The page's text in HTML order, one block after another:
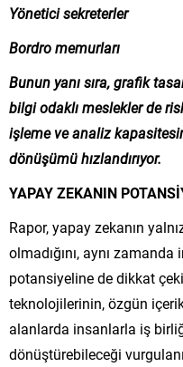
Yönetici sekreterler
Bordro memurları
Bunun yanı sıra, grafik
bilgi odaklı meslekler de
işleme ve analiz
dönüşümü hızlandırıyor.
YAPAY ZEKANIN
Rapor, yapay zekanın
olmadığını, aynı
potansiyeline de dikkat
teknolojilerinin, özgün
alanlarda insanlarla iş
dönüştürebileceği